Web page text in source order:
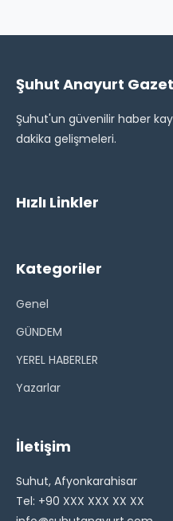
Şuhut Anayurt
Şuhut'un güvenilir haber
dakika gelişmeleri.
Hızlı Linkler
Kategoriler
Genel
GÜNDEM
YEREL HABERLER
Yazarlar
İletişim
Suhut, Afyonkarahisar
Tel: +90 XXX XXX XX XX